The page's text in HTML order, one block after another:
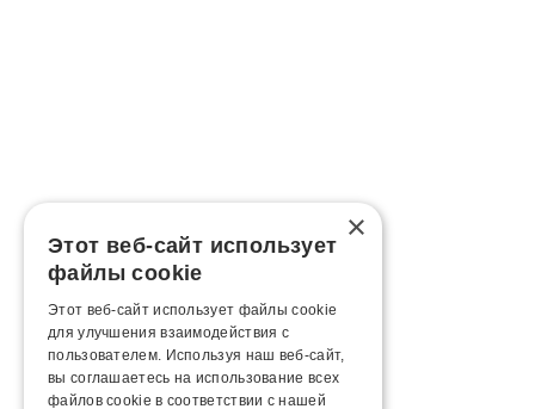
×
Этот веб-сайт использует
файлы cookie
Этот веб-сайт использует файлы cookie
для улучшения взаимодействия с
пользователем. Используя наш веб-сайт,
вы соглашаетесь на использование всех
файлов cookie в соответствии с нашей